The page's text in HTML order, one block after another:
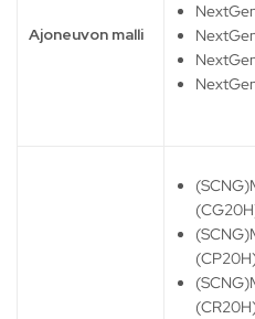
Ajoneuvon malli